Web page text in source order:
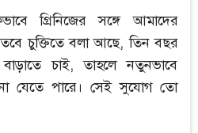
গ্রিনিজের সঙ্গে আমাদের
চুক্তিতে বলা আছে, তিন বছর
চাই, তাহলে নতুনভাবে
যেতে পারে। সেই সুযোগ তো